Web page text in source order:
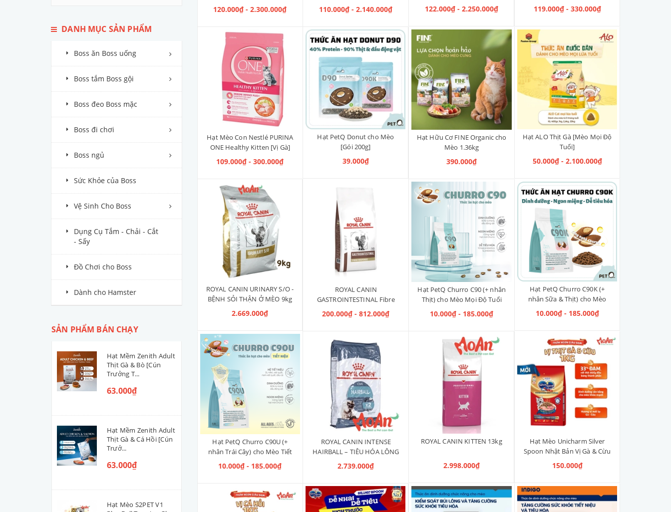
Advantage Salmon & Tuna [Vị
Cá Hồi & Cá Ngừ]
120.000₫ - 2.300.000₫
Advantage [Vị Gà]
110.000₫ - 2.140.000₫
Adult Salmon & Tuna [Vị Cá
Hồi & Cá Ngừ]
122.000₫ - 2.250.000₫
Tuna [Vị Cá Hồi & Cá Ngừ]
119.000₫ - 330.000₫
Hạt Mèo Con Nestlé PURINA
ONE Healthy Kitten [Vị Gà]
109.000₫ - 300.000₫
Hạt PetQ Donut cho Mèo
[Gói 200g]
39.000₫
Hạt Hữu Cơ FINE Organic cho
Mèo 1.36kg
390.000₫
Hạt ALO Thịt Gà [Mèo Mọi Độ
Tuổi]
50.000₫ - 2.100.000₫
ROYAL CANIN URINARY S/O -
BỆNH SỎI THẬN Ở MÈO 9kg
2.669.000₫
ROYAL CANIN
GASTROINTESTINAL Fibre
Response - HỖ TRỢ ĐIỀU TRỊ
BỆNH TIÊU HOÁ TÁO BÓN Ở
200.000₫ - 812.000₫
Hạt PetQ Churro C90 (+ nhân
Thịt) cho Mèo Mọi Độ Tuổi
10.000₫ - 185.000₫
Hạt PetQ Churro C90K (+
nhân Sữa & Thịt) cho Mèo
Con
10.000₫ - 185.000₫
Hạt PetQ Churro C90U (+
nhân Trái Cây) cho Mèo Tiết
Niệu
10.000₫ - 185.000₫
ROYAL CANIN INTENSE
HAIRBALL – TIÊU HÓA LÔNG
2.739.000₫
ROYAL CANIN KITTEN 13kg
2.998.000₫
Hạt Mèo Unicharm Silver
Spoon Nhật Bản Vị Gà & Cừu
150.000₫
S2PET
NUTRI PLAN
WONDER CATS
JIREHO
UNICHARM
CAT'S WALK
NABIRANG
ISKHAN
MONGE
Aatas Cat
MEOWCAT
REFLEX
TASTE OF THE WILD
PAW PAW
EMINENT
WHISKAS
CAT'S EYE
DANH MỤC SẢN PHẨM
Boss ăn Boss uống
Boss tắm Boss gội
Boss đeo Boss mặc
Boss đi chơi
Boss ngủ
Sức Khỏe của Boss
Vệ Sinh Cho Boss
Dụng Cụ Tắm - Chải - Cắt
- Sấy
Đồ Chơi cho Boss
Dành cho Hamster
SẢN PHẨM BÁN CHẠY
Hạt Mềm Zenith Adult
Thịt Gà & Bò [Cún
Trưởng T...
63.000₫
Hạt Mềm Zenith Adult
Thịt Gà & Cá Hồi [Cún
Trưở...
63.000₫
Hạt Mèo S2PET V1